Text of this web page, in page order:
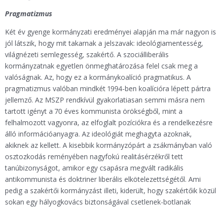
Pragmatizmus
Két év gyenge kormányzati eredményei alapján ma már nagyon is
jól látszik, hogy mit takarnak a jelszavak: ideológiamentesség,
világnézeti semlegesség, szakértő. A szociálliberális
kormányzatnak egyetlen önmeghatározása felel csak meg a
valóságnak. Az, hogy ez a kormánykoalíció pragmatikus. A
pragmatizmus valóban mindkét 1994-ben koalícióra lépett pártra
jellemző. Az MSZP rendkívül gyakorlatiasan semmi másra nem
tartott igényt a 70 éves kommunista örökségből, mint a
felhalmozott vagyonra, az elfoglalt pozíciókra és a rendelkezésre
álló információanyagra. Az ideológiát meghagyta azoknak,
akiknek az kellett. A kisebbik kormányzópárt a zsákmányban való
osztozkodás reményében nagyfokú realitásérzékről tett
tanúbizonyságot, amikor egy csapásra megvált radikális
antikommunista és doktriner liberális elkötelezettségétől. Ami
pedig a szakértői kormányzást illeti, kiderült, hogy szakértőik közül
sokan egy hályogkovács biztonságával csetlenek-botlanak